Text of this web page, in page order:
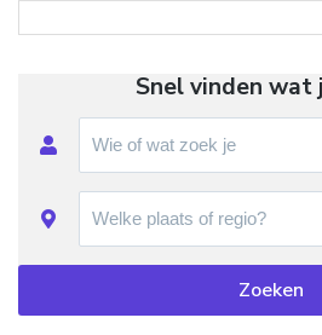
Snel vinden wat